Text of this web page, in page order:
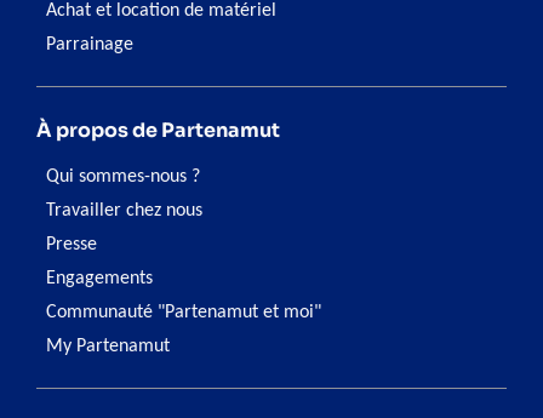
Achat et location de matériel
Parrainage
À propos de Partenamut
Qui sommes-nous ?
Travailler chez nous
Presse
Engagements
Communauté "Partenamut et moi"
My Partenamut